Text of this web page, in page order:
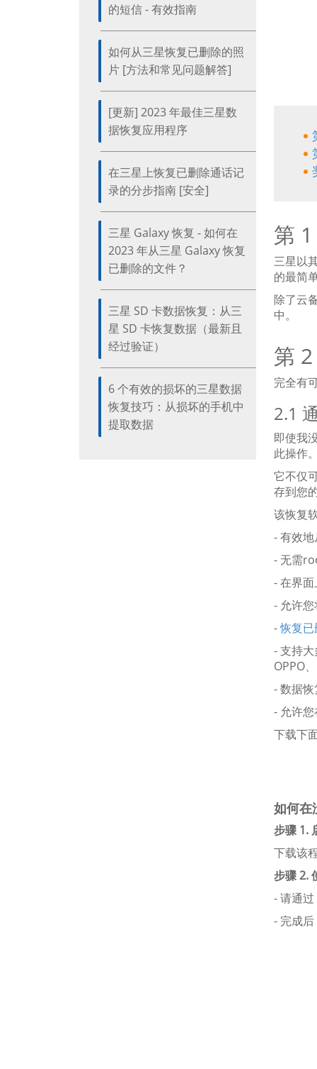
的短信 - 有效指南
如何从三星恢复已删除的照
片 [方法和常见问题解答]
[更新] 2023 年最佳三星数
据恢复应用程序
在三星上恢复已删除通话记
录的分步指南 [安全]
三星 Galaxy 恢复 - 如何在
2023 年从三星 Galaxy 恢复
已删除的文件？
三星 SD 卡数据恢复：从三
星 SD 卡恢复数据（最新且
经过验证）
6 个有效的损坏的三星数据
恢复技巧：从损坏的手机中
提取数据
第
三星以
的最简
除了云
中。
第
完全有
2.1
即使我
此操作
它不仅
存到您
该恢复
- 有效地
- 无需
- 在界面
- 允许您
-恢复已
- 支持
OPPO
- 数据恢
- 允许您
下载下
如何在
步骤 1.
下载该
步骤 2.
- 请通
- 完成